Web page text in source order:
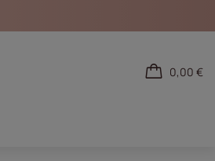
0,00 €